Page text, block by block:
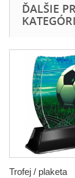
ĎALŠIE
Trofej / plaketa